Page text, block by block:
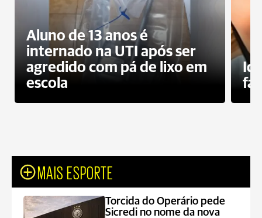
Aluno de 13 anos é
internado na UTI após ser
agredido com pá de lixo em
escola
MAIS ESPORTE
Torcida do Operário pede
Sicredi no nome da nova